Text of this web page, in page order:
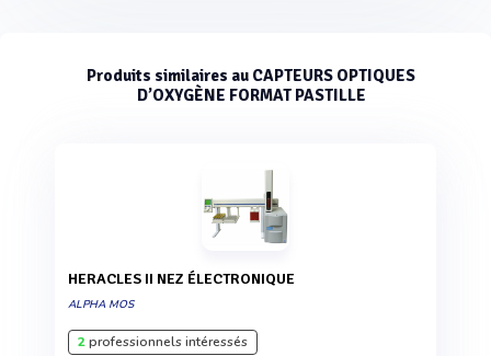
Produits similaires au CAPTEURS OPTIQUES
D’OXYGÈNE FORMAT PASTILLE
HERACLES II NEZ ÉLECTRONIQUE
ALPHA MOS
2professionnels intéressés